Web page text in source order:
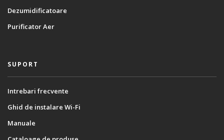
Dezumidificatoare
Purificator Aer
SUPORT
Intrebari frecvente
Ghid de instalare Wi-Fi
Manuale